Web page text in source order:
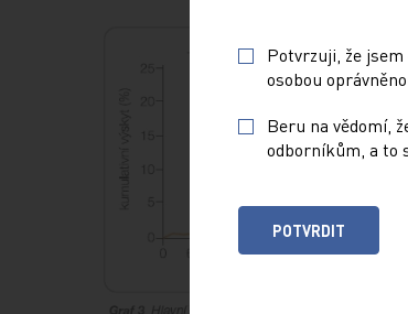
Potvrzuji, že
osobou
Beru na vědomí,
odborníkům, a to
POTVRDIT